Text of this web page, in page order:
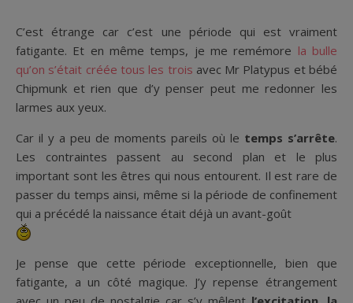
C’est étrange car c’est une période qui est vraiment
fatigante. Et en même temps, je me remémore la bulle
qu’on s’était créée tous les trois avec Mr Platypus et bébé
Chipmunk et rien que d’y penser peut me redonner les
larmes aux yeux.
Car il y a peu de moments pareils où le temps s’arrête.
Les contraintes passent au second plan et le plus
important sont les êtres qui nous entourent. Il est rare de
passer du temps ainsi, même si la période de confinement
qui a précédé la naissance était déjà un avant-goût
Je pense que cette période exceptionnelle, bien que
fatigante, a un côté magique. J’y repense étrangement